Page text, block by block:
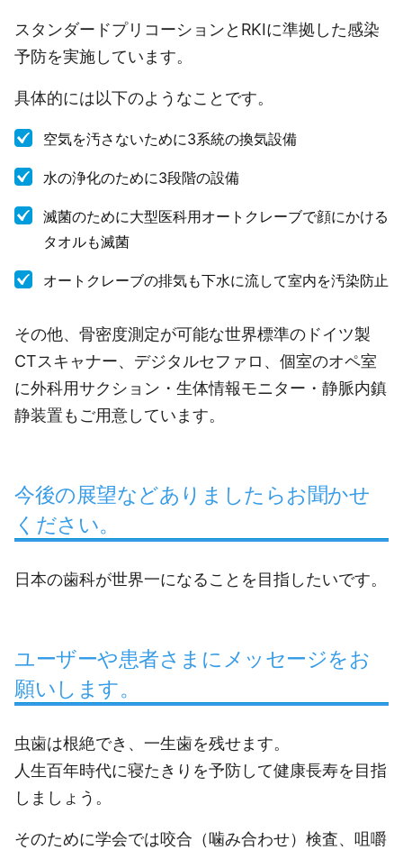
スタンダードプリコーションとRKIに準拠した感染
予防を実施しています。
具体的には以下のようなことです。
空気を汚さないために3系統の換気設備
水の浄化のために3段階の設備
滅菌のために大型医科用オートクレーブで顔にかける
タオルも滅菌
オートクレーブの排気も下水に流して室内を汚染防止
その他、骨密度測定が可能な世界標準のドイツ製
CTスキャナー、デジタルセファロ、個室のオペ室
に外科用サクション・生体情報モニター・静脈内鎮
静装置もご用意しています。
今後の展望などありましたらお聞かせ
ください。
日本の歯科が世界一になることを目指したいです。
ユーザーや患者さまにメッセージをお
願いします。
虫歯は根絶でき、一生歯を残せます。
人生百年時代に寝たきりを予防して健康長寿を目指
しましょう。
そのために学会では咬合（噛み合わせ）検査、咀嚼